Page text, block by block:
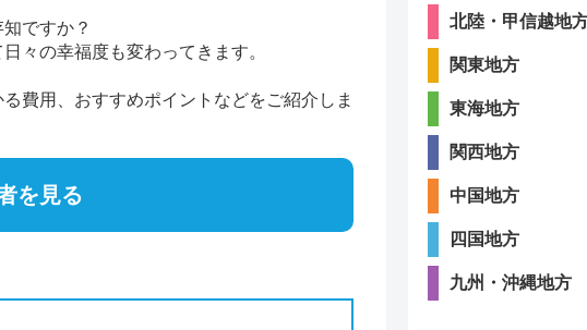
ですか？
々の幸福度も変わってきます。
費用、おすすめポイントなどをご紹介しま
を見る
北陸・甲信越地
関東地方
東海地方
関西地方
中国地方
四国地方
九州・沖縄地方